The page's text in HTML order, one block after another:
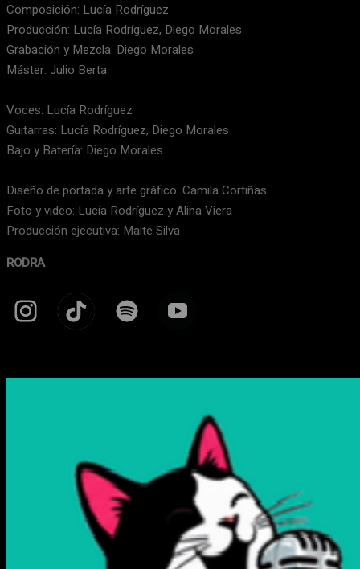
Composición: Lucía Rodríguez
Producción: Lucía Rodríguez, Diego Morales
Grabación y Mezcla: Diego Morales
Máster: Julio Berta
Voces: Lucía Rodríguez
Guitarras: Lucía Rodríguez, Diego Morales
Bajo y Batería: Diego Morales
Diseño de portada y arte gráfico: Camila Cortiñas
Foto y video: Lucía Rodríguez y Alina Viera
Producción ejecutiva: Maite Silva
RODRA